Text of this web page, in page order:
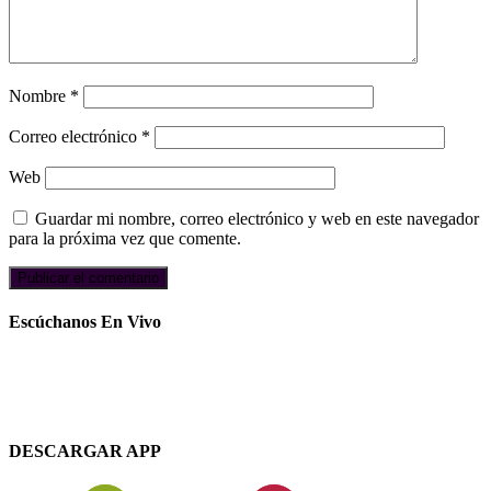
Nombre *
Correo electrónico *
Web
Guardar mi nombre, correo electrónico y web en este navegador
para la próxima vez que comente.
Escúchanos En Vivo
DESCARGAR APP